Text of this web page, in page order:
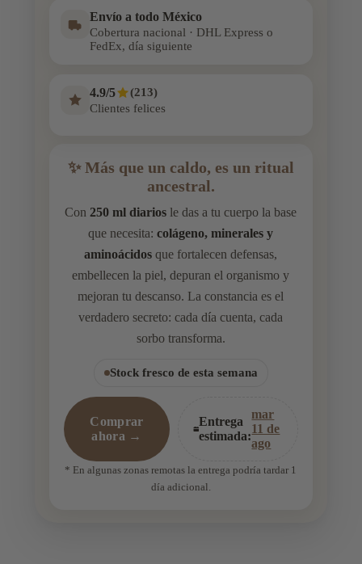
Envío a todo México
Cobertura nacional · DHL Express o
FedEx, día siguiente
4.9/5
(213)
Clientes felices
✨ Más que un caldo, es un ritual
ancestral.
Con 250 ml diarios le das a tu cuerpo la base
que necesita:colágeno, minerales y
aminoácidos que fortalecen defensas,
embellecen la piel, depuran el organismo y
mejoran tu descanso. La constancia es el
verdadero secreto: cada día cuenta, cada
sorbo transforma.
Stock fresco de esta semana
Comprar
ahora →
Entrega
estimada:
mar
11 de
ago
* En algunas zonas remotas la entrega podría tardar 1
día adicional.